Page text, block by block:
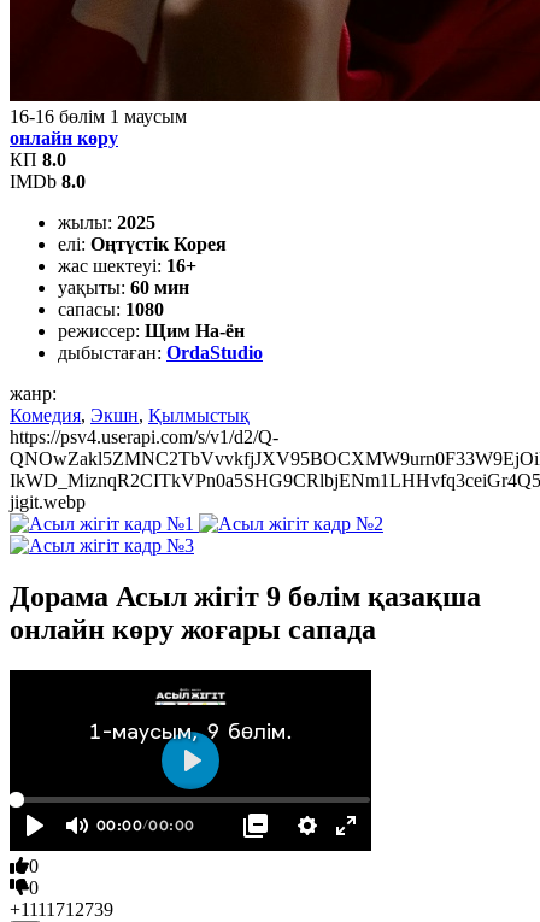
16-16 бөлім 1 маусым
онлайн көру
КП 8.0
IMDb 8.0
жылы: 2025
елі: Оңтүстік Корея
жас шектеуі: 16+
уақыты: 60 мин
сапасы: 1080
режиссер: Щим На-ён
дыбыстаған: OrdaStudio
жанр:
Комедия, Экшн, Қылмыстық
https://psv4.userapi.com/s/v1/d2/Q-
jigit.webp
Дорама Асыл жігіт 9 бөлім қазақша
онлайн көру жоғары сапада
0
0
+1111712739